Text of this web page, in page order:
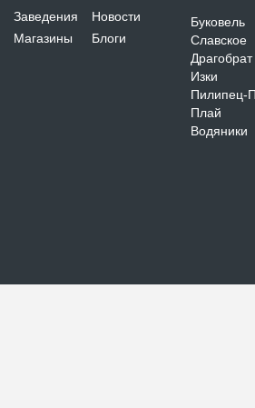
Заведения
Магазины
Новости
Блоги
Буковель
Славское
Драгобрат
Изки
Пилипец-
Плай
Водяники